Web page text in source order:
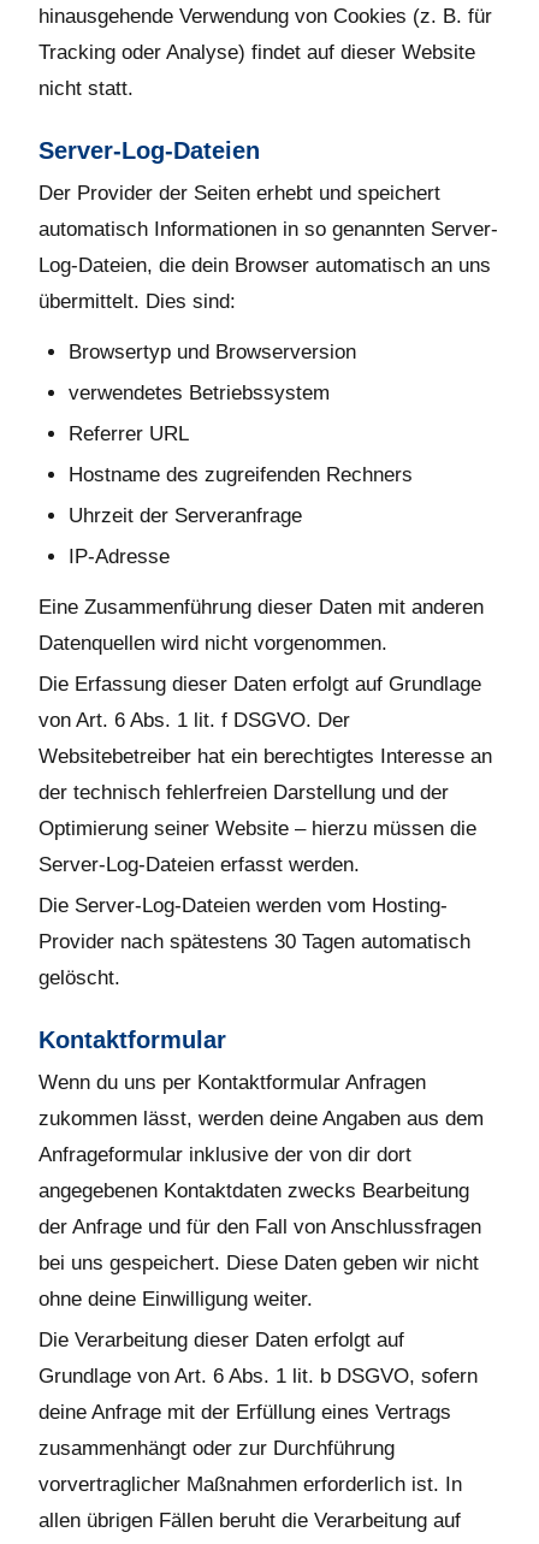
hinausgehende Verwendung von Cookies (z. B. für
Tracking oder Analyse) findet auf dieser Website
nicht statt.
Server-Log-Dateien
Der Provider der Seiten erhebt und speichert
automatisch Informationen in so genannten Server-
Log-Dateien, die dein Browser automatisch an uns
übermittelt. Dies sind:
Browsertyp und Browserversion
verwendetes Betriebssystem
Referrer URL
Hostname des zugreifenden Rechners
Uhrzeit der Serveranfrage
IP-Adresse
Eine Zusammenführung dieser Daten mit anderen
Datenquellen wird nicht vorgenommen.
Die Erfassung dieser Daten erfolgt auf Grundlage
von Art. 6 Abs. 1 lit. f DSGVO. Der
Websitebetreiber hat ein berechtigtes Interesse an
der technisch fehlerfreien Darstellung und der
Optimierung seiner Website – hierzu müssen die
Server-Log-Dateien erfasst werden.
Die Server-Log-Dateien werden vom Hosting-
Provider nach spätestens 30 Tagen automatisch
gelöscht.
Kontaktformular
Wenn du uns per Kontaktformular Anfragen
zukommen lässt, werden deine Angaben aus dem
Anfrageformular inklusive der von dir dort
angegebenen Kontaktdaten zwecks Bearbeitung
der Anfrage und für den Fall von Anschlussfragen
bei uns gespeichert. Diese Daten geben wir nicht
ohne deine Einwilligung weiter.
Die Verarbeitung dieser Daten erfolgt auf
Grundlage von Art. 6 Abs. 1 lit. b DSGVO, sofern
deine Anfrage mit der Erfüllung eines Vertrags
zusammenhängt oder zur Durchführung
vorvertraglicher Maßnahmen erforderlich ist. In
allen übrigen Fällen beruht die Verarbeitung auf